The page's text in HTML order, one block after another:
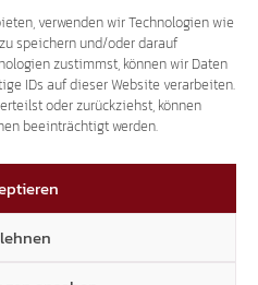
verwenden wir Technologien wie
speichern und/oder darauf
zustimmst, können wir Daten
IDs auf dieser Website verarbeiten.
oder zurückziehst, können
beeinträchtigt werden.